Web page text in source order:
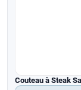
Couteau à Steak